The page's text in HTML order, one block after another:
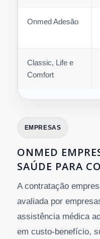
Onmed Adesão
Classic, Life e
Comfort
EMPRESAS
ONMED
SAÚDE PARA
A contratação
avaliada por
assistência médica
em custo-benefício,